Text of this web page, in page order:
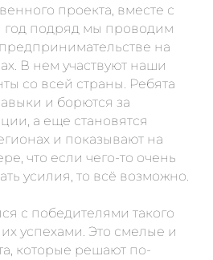
проекта, вместе с
год подряд мы проводим
на
В нем участвуют наши
со всей страны. Ребята
и борются за
а еще становятся
и показывают на
что если чего-то очень
усилия, то всё возможно.
с победителями такого
успехами. Это смелые и
которые решают по-